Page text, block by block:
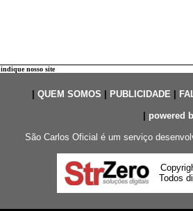
indique nosso site
QUEM SOMOS PUBLICIDADE|
powered
São Carlos Oficial é um serviço
Todos